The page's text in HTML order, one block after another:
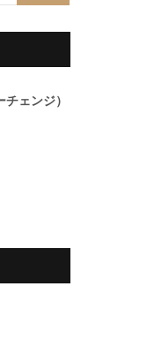
ェンジ）